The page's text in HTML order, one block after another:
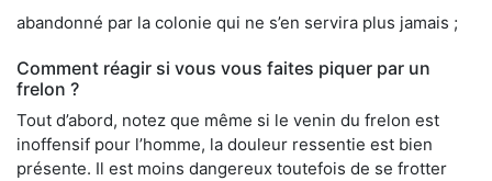
abandonné par la colonie qui ne s’en servira plus jamais ;
Comment réagir si vous vous faites piquer par un
frelon ?
Tout d’abord, notez que même si le venin du frelon est
inoffensif pour l’homme, la douleur ressentie est bien
présente. Il est moins dangereux toutefois de se frotter